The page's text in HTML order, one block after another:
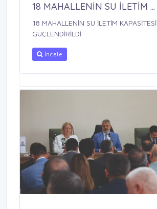
18 MAHALLENİN SU İLETİM ...
18 MAHALLENİN SU İLETİM KAPASİTESİ
GÜÇLENDİRİLDİ
İncele